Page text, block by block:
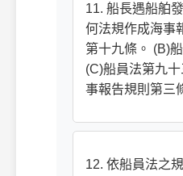
11. 船長遇船舶
何法規作成海事
第十九條。 (B)
(C)船員法第九
事報告規則第三
12. 依船員法之